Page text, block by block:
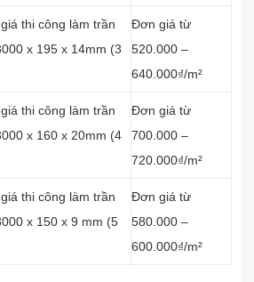
thi công làm trần
x 195 x 14mm (3
Đơn giá từ
520.000 –
640.000₫/m²
thi công làm trần
x 160 x 20mm (4
Đơn giá từ
700.000 –
720.000₫/m²
thi công làm trần
x 150 x 9 mm (5
Đơn giá từ
580.000 –
600.000₫/m²